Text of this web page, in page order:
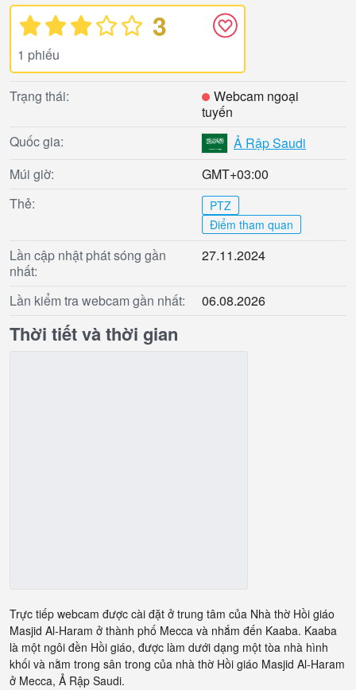
3
1 phiếu
Trạng thái:
Webcam ngoại
tuyến
Quốc gia:
Ả Rập Saudi
Múi giờ:
GMT+03:00
Thẻ:
PTZ
Điểm tham quan
Lần cập nhật phát sóng gần
nhất:
27.11.2024
Lần kiểm tra webcam gần nhất: 06.08.2026
Thời tiết và thời gian
Trực tiếp webcam được cài đặt ở trung tâm của Nhà thờ Hồi giáo
Masjid Al-Haram ở thành phố Mecca và nhắm đến Kaaba. Kaaba
là một ngôi đền Hồi giáo, được làm dưới dạng một tòa nhà hình
khối và nằm trong sân trong của nhà thờ Hồi giáo Masjid Al-Haram
ở Mecca, Ả Rập Saudi.